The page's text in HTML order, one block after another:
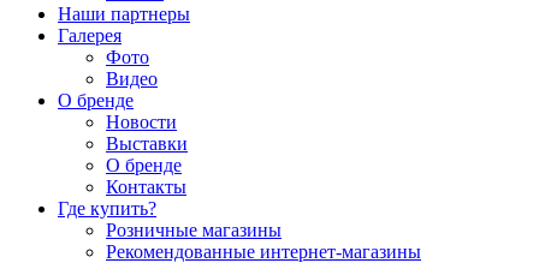
Наши партнеры
Галерея
Фото
Видео
О бренде
Новости
Выставки
О бренде
Контакты
Где купить?
Розничные магазины
Рекомендованные интернет-магазины